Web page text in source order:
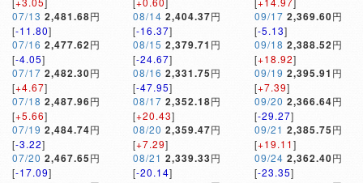
07/13 2,481.68円
[-11.80]
07/16 2,477.62円
[-4.05]
07/17 2,482.30円
[+4.67]
07/18 2,487.96円
[+5.66]
07/19 2,484.74円
[-3.22]
07/20 2,467.65円
[-17.09]
08/14 2,404.37円
[-16.37]
08/15 2,379.71 円
[-24.67]
08/16 2,331.75円
[-47.95]
08/17 2,352.18円
[+20.43]
08/20 2,359.47円
[+7.29]
08/21 2,339.33円
[-20.14]
09/17 2,369.60円
[-5.13]
09/18 2,388.52円
[+18.92]
09/19 2,395.91 円
[+7.39]
09/20 2,366.64円
[-29.27]
09/21 2,385.75円
[+19.11]
09/24 2,362.40円
[-23.35]